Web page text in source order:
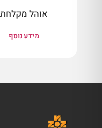
אוהל מקלחת
מידע נוסף